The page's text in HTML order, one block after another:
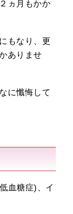
ヵ月もかか
もなり、更
ありませ
に懺悔して
血糖症)、イ